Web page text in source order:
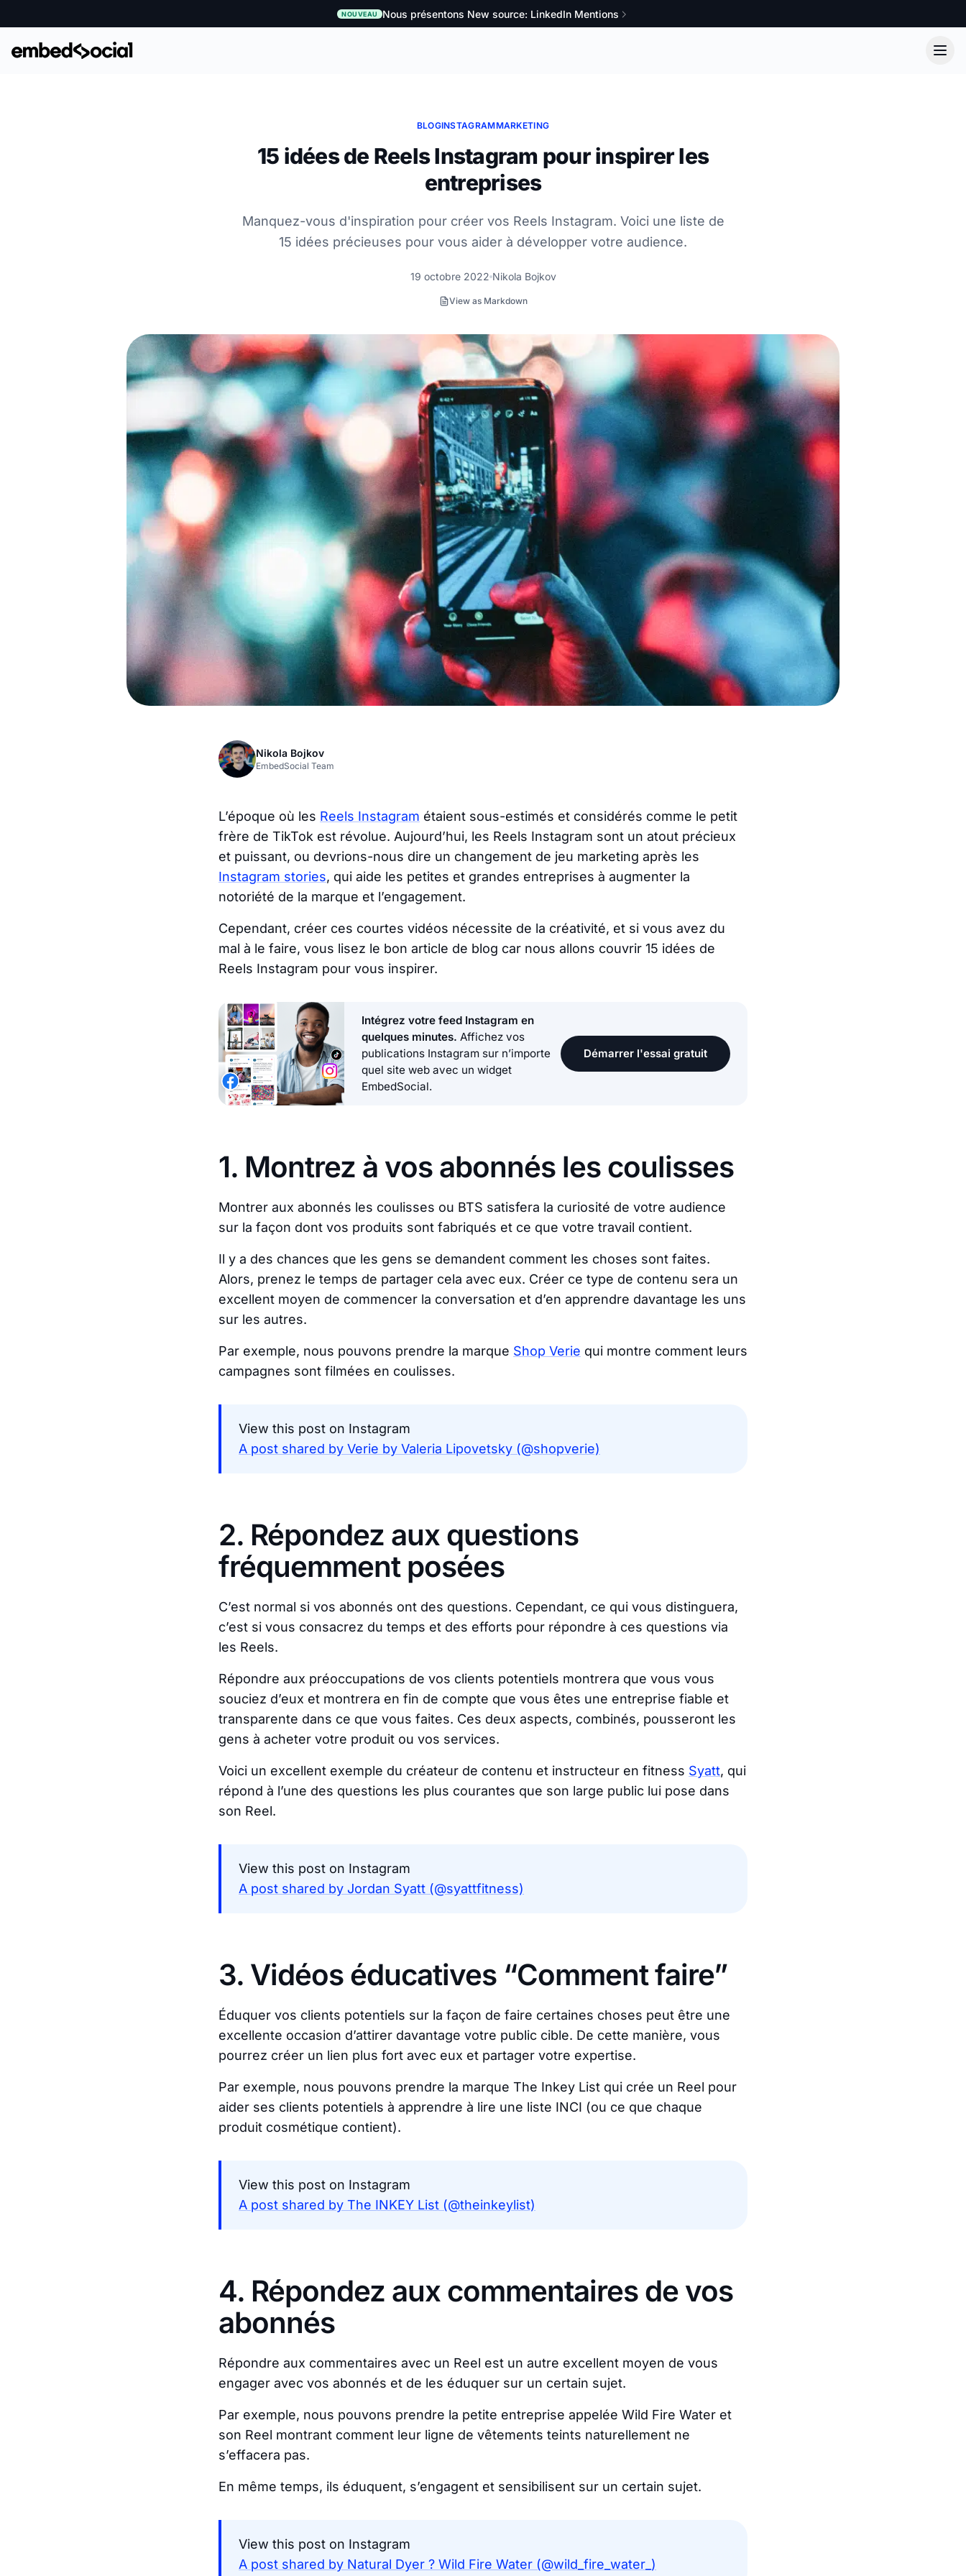
NOUVEAU Nous présentons New source: LinkedIn Mentions
BLOGINSTAGRAMMARKETING
15 idées de Reels Instagram pour inspirer les
entreprises
Manquez-vous d'inspiration pour créer vos Reels Instagram. Voici une liste de
15 idées précieuses pour vous aider à développer votre audience.
19 octobre 2022 Nikola Bojkov
View as Markdown
Nikola Bojkov
EmbedSocial Team
L’époque où les Reels Instagram étaient sous-estimés et considérés comme le petit
frère de TikTok est révolue. Aujourd’hui, les Reels Instagram sont un atout précieux
et puissant, ou devrions-nous dire un changement de jeu marketing après les
Instagram stories, qui aide les petites et grandes entreprises à augmenter la
notoriété de la marque et l’engagement.
Cependant, créer ces courtes vidéos nécessite de la créativité, et si vous avez du
mal à le faire, vous lisez le bon article de blog car nous allons couvrir 15 idées de
Reels Instagram pour vous inspirer.
Intégrez votre feed Instagram en
quelques minutes. Affichez vos
publications Instagram sur n’importe
quel site web avec un widget
EmbedSocial.
Démarrer l'essai gratuit
1. Montrez à vos abonnés les coulisses
Montrer aux abonnés les coulisses ou BTS satisfera la curiosité de votre audience
sur la façon dont vos produits sont fabriqués et ce que votre travail contient.
Il y a des chances que les gens se demandent comment les choses sont faites.
Alors, prenez le temps de partager cela avec eux. Créer ce type de contenu sera un
excellent moyen de commencer la conversation et d’en apprendre davantage les uns
sur les autres.
Par exemple, nous pouvons prendre la marque Shop Verie qui montre comment leurs
campagnes sont filmées en coulisses.
View this post on Instagram
A post shared by Verie by Valeria Lipovetsky (@shopverie)
2. Répondez aux questions
fréquemment posées
C’est normal si vos abonnés ont des questions. Cependant, ce qui vous distinguera,
c’est si vous consacrez du temps et des efforts pour répondre à ces questions via
les Reels.
Répondre aux préoccupations de vos clients potentiels montrera que vous vous
souciez d’eux et montrera en fin de compte que vous êtes une entreprise fiable et
transparente dans ce que vous faites. Ces deux aspects, combinés, pousseront les
gens à acheter votre produit ou vos services.
Voici un excellent exemple du créateur de contenu et instructeur en fitness Syatt, qui
répond à l’une des questions les plus courantes que son large public lui pose dans
son Reel.
View this post on Instagram
A post shared by Jordan Syatt (@syattfitness)
3. Vidéos éducatives “Comment faire”
Éduquer vos clients potentiels sur la façon de faire certaines choses peut être une
excellente occasion d’attirer davantage votre public cible. De cette manière, vous
pourrez créer un lien plus fort avec eux et partager votre expertise.
Par exemple, nous pouvons prendre la marque The Inkey List qui crée un Reel pour
aider ses clients potentiels à apprendre à lire une liste INCI (ou ce que chaque
produit cosmétique contient).
View this post on Instagram
A post shared by The INKEY List (@theinkeylist)
4. Répondez aux commentaires de vos
abonnés
Répondre aux commentaires avec un Reel est un autre excellent moyen de vous
engager avec vos abonnés et de les éduquer sur un certain sujet.
Par exemple, nous pouvons prendre la petite entreprise appelée Wild Fire Water et
son Reel montrant comment leur ligne de vêtements teints naturellement ne
s’effacera pas.
En même temps, ils éduquent, s’engagent et sensibilisent sur un certain sujet.
View this post on Instagram
A post shared by Natural Dyer ? Wild Fire Water (@wild_fire_water_)